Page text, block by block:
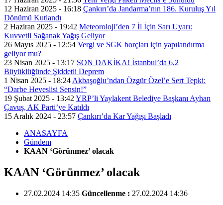
12 Haziran 2025 - 16:18 Çankırı’da Jandarma’nın 186. Kuruluş Yıl
Dönümü Kutlandı
2 Haziran 2025 - 19:42 Meteoroloji’den 7 İl İçin Sarı Uyarı:
Kuvvetli Sağanak Yağış Geliyor
26 Mayıs 2025 - 12:54 Vergi ve SGK borçları için yapılandırma
geliyor mu?
23 Nisan 2025 - 13:17 SON DAKİKA! İstanbul’da 6,2
Büyüklüğünde Şiddetli Deprem
1 Nisan 2025 - 18:24 Akbaşoğlu’ndan Özgür Özel’e Sert Tepki:
“Darbe Heveslisi Sensin!”
19 Şubat 2025 - 13:42 YRP’li Yaylakent Belediye Başkanı Ayhan
Çavuş, AK Parti’ye Katıldı
15 Aralık 2024 - 23:57 Çankırı’da Kar Yağışı Başladı
ANASAYFA
Gündem
KAAN ‘Görünmez’ olacak
KAAN ‘Görünmez’ olacak
27.02.2024 14:35 Güncellenme : 27.02.2024 14:36